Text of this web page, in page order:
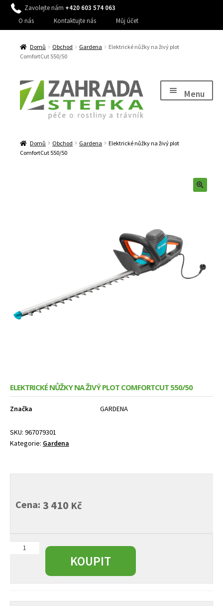
Zavolejte nám +420 603 574 063
O nás
Kontaktujte nás Můj účet
Domů Obchod Gardena
Elektrické nůžky na živý plot
ComfortCut 550/50
Přeskočit
na
navigaci
Přejít
k
obsahu
Menu
Péče o trávník, stromy a keře
child
menu
Expand
Domů Obchod Gardena
Elektrické nůžky na živý plot
ComfortCut 550/50
ELEKTRICKÉ NŮŽKY NA ŽIVÝ PLOT COMFORTCUT 550/50
Značka GARDENA
SKU: 967079301
Kategorie: Gardena
Cena: 3 410 Kč
Elektrické
ComfortCut
KOUPIT